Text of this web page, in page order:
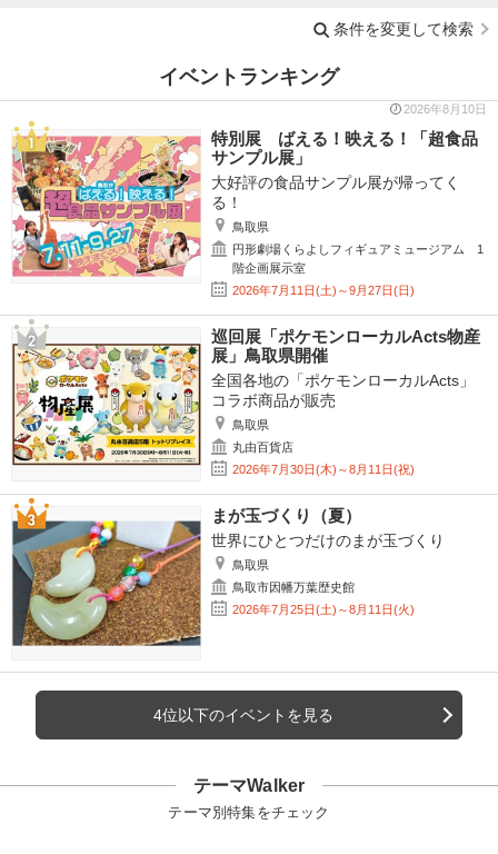
条件を変更して検索
イベントランキング
2026年8月10日
特別展 ばえる！映える！「超食品
サンプル展」
大好評の食品サンプル展が帰ってく
る！
鳥取県
円形劇場くらよしフィギュアミュージアム 1
階企画展示室
2026年7月11日(土)～9月27日(日)
巡回展「ポケモンローカルActs物産
展」鳥取県開催
全国各地の「ポケモンローカルActs」
コラボ商品が販売
鳥取県
丸由百貨店
2026年7月30日(木)～8月11日(祝)
まが玉づくり（夏）
世界にひとつだけのまが玉づくり
鳥取県
鳥取市因幡万葉歴史館
2026年7月25日(土)～8月11日(火)
4位以下のイベントを見る
テーマWalker
テーマ別特集をチェック